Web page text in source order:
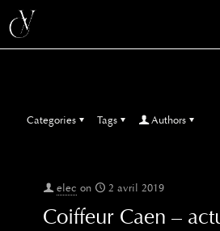
Categories Tags Authors
elec on 2 avril 2019
Coiffeur Caen –